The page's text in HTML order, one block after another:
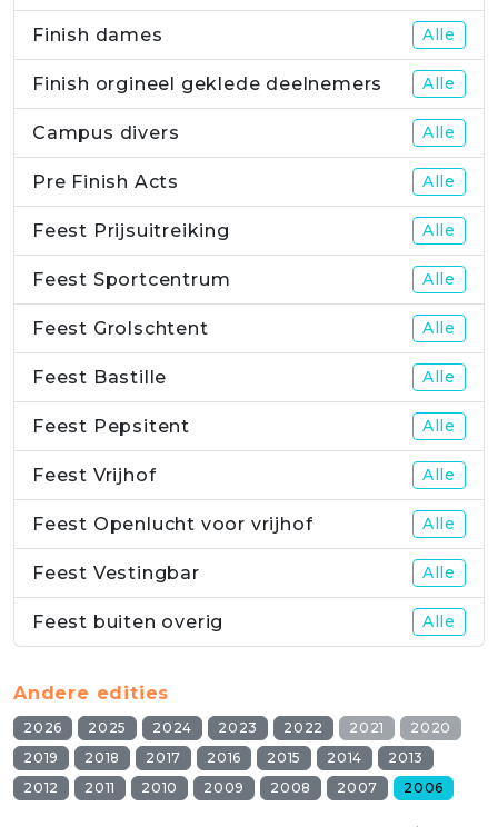
Finish dames Alle
Finish orgineel geklede deelnemers Alle
Campus divers Alle
Pre Finish Acts Alle
Feest Prijsuitreiking Alle
Feest Sportcentrum Alle
Feest Grolschtent Alle
Feest Bastille Alle
Feest Pepsitent Alle
Feest Vrijhof Alle
Feest Openlucht voor vrijhof Alle
Feest Vestingbar Alle
Feest buiten overig Alle
Andere edities
2026 2025 2024 2023 2022 2021
2020
2019
2018 2017 2016 2015 2014
2013
2012
2011 2010 2009 2008 2007 2006